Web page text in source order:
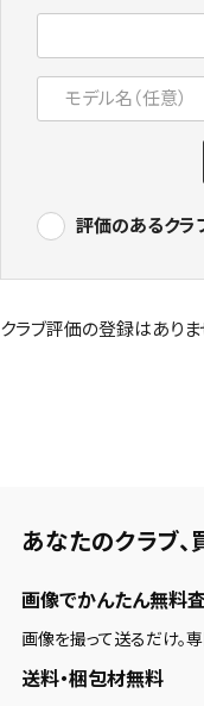
評価のあるクラ
クラブ評価の登録はありま
あなたのクラブ、
画像でかんたん無料
画像を撮って送るだけ。
送料・梱包材無料